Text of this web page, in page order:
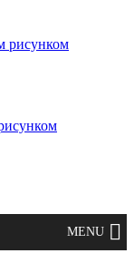
рисунком